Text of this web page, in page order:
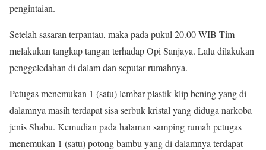
pengintaian.
Setelah sasaran terpantau, maka pada pukul 20.00 WIB Tim
melakukan tangkap tangan terhadap Opi Sanjaya. Lalu dilakukan
penggeledahan di dalam dan seputar rumahnya.
Petugas menemukan 1 (satu) lembar plastik klip bening yang di
dalamnya masih terdapat sisa serbuk kristal yang diduga narkoba
jenis Shabu. Kemudian pada halaman samping rumah petugas
menemukan 1 (satu) potong bambu yang di dalamnya terdapat